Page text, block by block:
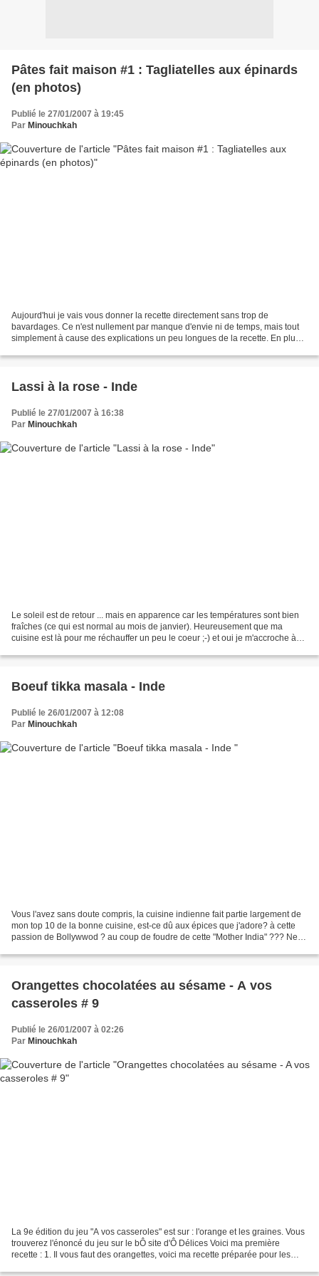
Pâtes fait maison #1 : Tagliatelles aux épinards
(en photos)
Publié le 27/01/2007 à 19:45
Par Minouchkah
Aujourd'hui je vais vous donner la recette directement sans trop de
bavardages. Ce n'est nullement par manque d'envie ni de temps, mais tout
simplement à cause des explications un peu longues de la recette. En plus,
Lassi à la rose - Inde
Publié le 27/01/2007 à 16:38
Par Minouchkah
Le soleil est de retour ... mais en apparence car les températures sont bien
fraîches (ce qui est normal au mois de janvier). Heureusement que ma
cuisine est là pour me réchauffer un peu le coeur ;-) et oui je m'accroche à
Boeuf tikka masala - Inde
Publié le 26/01/2007 à 12:08
Par Minouchkah
Vous l'avez sans doute compris, la cuisine indienne fait partie largement de
mon top 10 de la bonne cuisine, est-ce dû aux épices que j'adore? à cette
passion de Bollywwod ? au coup de foudre de cette "Mother India" ??? Ne
Orangettes chocolatées au sésame - A vos
casseroles # 9
Publié le 26/01/2007 à 02:26
Par Minouchkah
La 9e édition du jeu "A vos casseroles" est sur : l'orange et les graines. Vous
trouverez l'énoncé du jeu sur le bÔ site d'Ô Délices Voici ma première
recette : 1. Il vous faut des orangettes, voici ma recette préparée pour les